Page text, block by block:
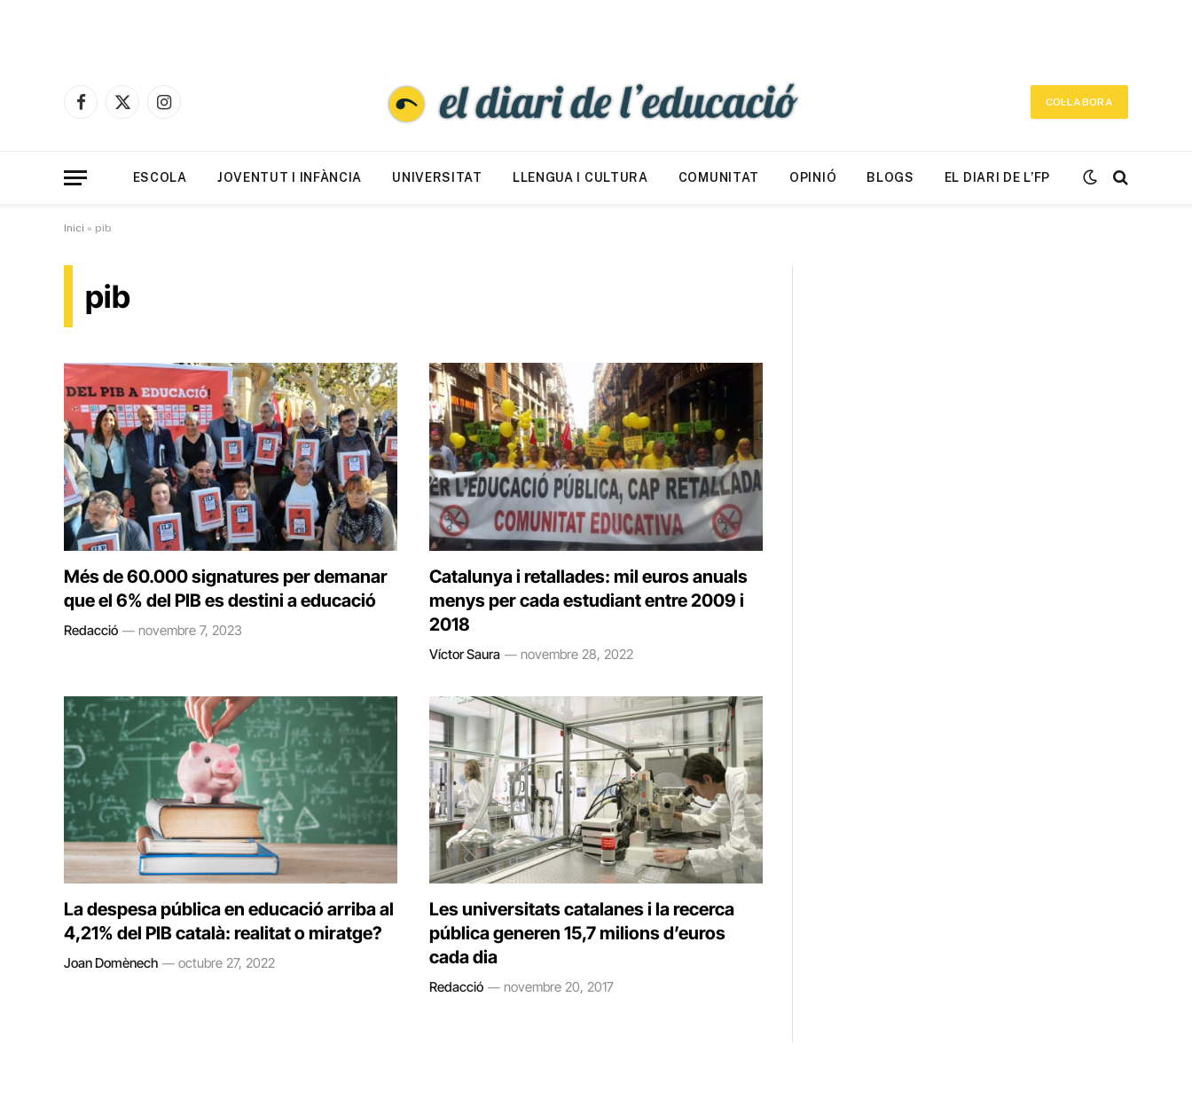
Facebook
X
Instagram
COL·LABORA
ESCOLA JOVENTUT I INFÀNCIA UNIVERSITAT LLENGUA I CULTURA COMUNITAT OPINIÓ BLOGS EL DIARI DE L’FP
Inici » pib
pib
Més de 60.000 signatures per demanar
que el 6% del PIB es destini a educació
Redacció novembre 7, 2023
Catalunya i retallades: mil euros anuals
menys per cada estudiant entre 2009 i
2018
Víctor Saura novembre 28, 2022
La despesa pública en educació arriba al
4,21% del PIB català: realitat o miratge?
Joan Domènech octubre 27, 2022
Les universitats catalanes i la recerca
pública generen 15,7 milions d’euros
cada dia
Redacció novembre 20, 2017